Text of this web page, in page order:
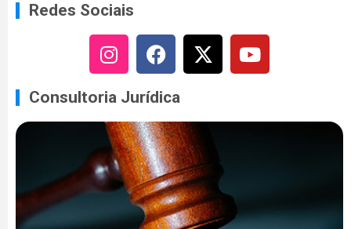
Redes Sociais
Consultoria Jurídica